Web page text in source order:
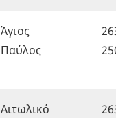
Άγιος
Παύλος
Αιτωλικό